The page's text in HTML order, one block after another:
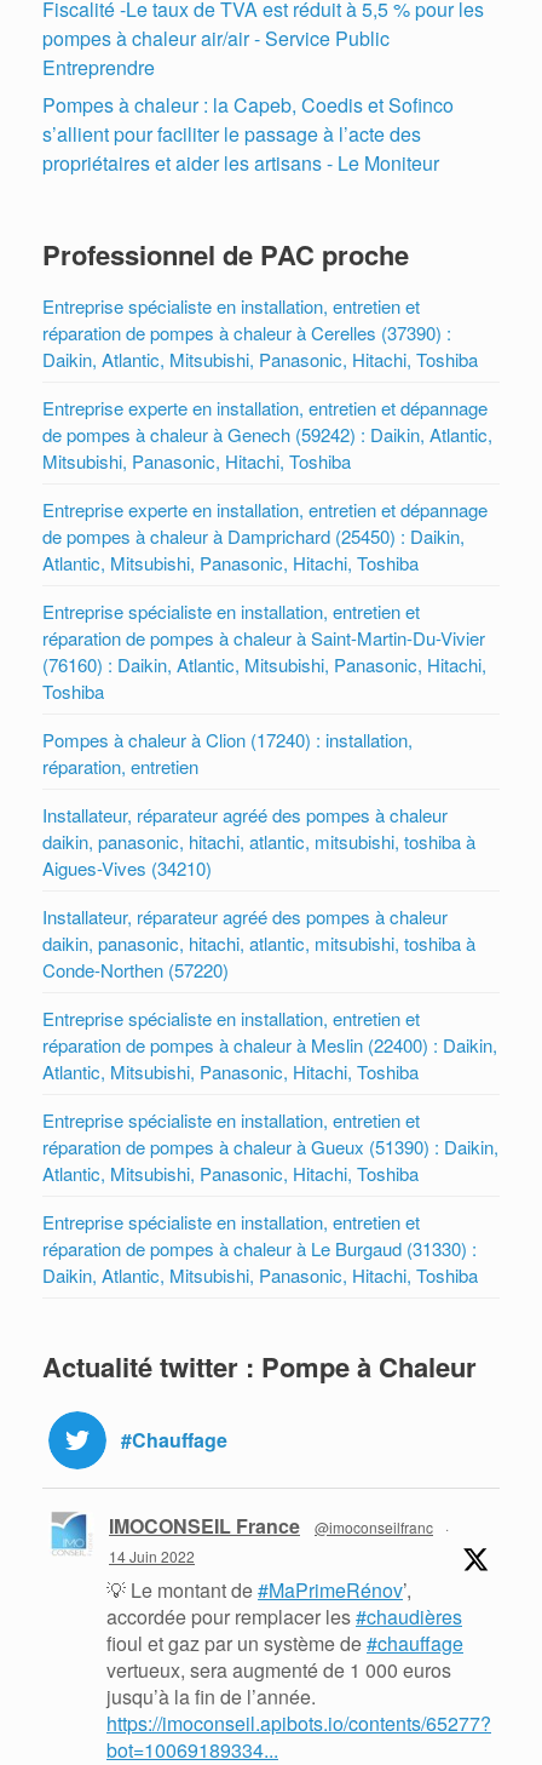
Fiscalité -Le taux de TVA est réduit à 5,5 % pour les
pompes à chaleur air/air - Service Public
Entreprendre
Pompes à chaleur : la Capeb, Coedis et Sofinco
s’allient pour faciliter le passage à l’acte des
propriétaires et aider les artisans - Le Moniteur
Professionnel de PAC proche
Entreprise spécialiste en installation, entretien et
réparation de pompes à chaleur à Cerelles (37390) :
Daikin, Atlantic, Mitsubishi, Panasonic, Hitachi, Toshiba
Entreprise experte en installation, entretien et dépannage
de pompes à chaleur à Genech (59242) : Daikin, Atlantic,
Mitsubishi, Panasonic, Hitachi, Toshiba
Entreprise experte en installation, entretien et dépannage
de pompes à chaleur à Damprichard (25450) : Daikin,
Atlantic, Mitsubishi, Panasonic, Hitachi, Toshiba
Entreprise spécialiste en installation, entretien et
réparation de pompes à chaleur à Saint-Martin-Du-Vivier
(76160) : Daikin, Atlantic, Mitsubishi, Panasonic, Hitachi,
Toshiba
Pompes à chaleur à Clion (17240) : installation,
réparation, entretien
Installateur, réparateur agréé des pompes à chaleur
daikin, panasonic, hitachi, atlantic, mitsubishi, toshiba à
Aigues-Vives (34210)
Installateur, réparateur agréé des pompes à chaleur
daikin, panasonic, hitachi, atlantic, mitsubishi, toshiba à
Conde-Northen (57220)
Entreprise spécialiste en installation, entretien et
réparation de pompes à chaleur à Meslin (22400) : Daikin,
Atlantic, Mitsubishi, Panasonic, Hitachi, Toshiba
Entreprise spécialiste en installation, entretien et
réparation de pompes à chaleur à Gueux (51390) : Daikin,
Atlantic, Mitsubishi, Panasonic, Hitachi, Toshiba
Entreprise spécialiste en installation, entretien et
réparation de pompes à chaleur à Le Burgaud (31330) :
Daikin, Atlantic, Mitsubishi, Panasonic, Hitachi, Toshiba
Actualité twitter : Pompe à Chaleur
#Chauffage
IMOCONSEIL France @imoconseilfranc
·
14 Juin 2022
💡 Le montant de#MaPrimeRénov’,
accordée pour remplacer les#chaudières
fioul et gaz par un système de#chauffage
vertueux, sera augmenté de 1 000 euros
jusqu’à la fin de l’année.
https://imoconseil.apibots.io/contents/65277?
bot=10069189334...